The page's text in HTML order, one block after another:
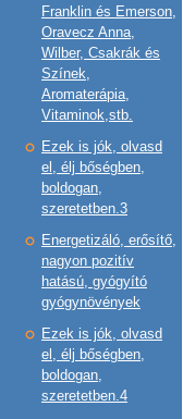
Franklin és Emerson,
Oravecz Anna,
Wilber, Csakrák és
Színek,
Aromaterápia,
Vitaminok,stb.
Ezek is jók, olvasd
el, élj bőségben,
boldogan,
szeretetben.3
Energetizáló, erősítő,
nagyon pozitív
hatású, gyógyító
gyógynövények
Ezek is jók, olvasd
el, élj bőségben,
boldogan,
szeretetben.4